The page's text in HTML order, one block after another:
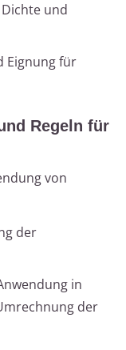
und
Eignung für
Regeln für
von
der
in
der